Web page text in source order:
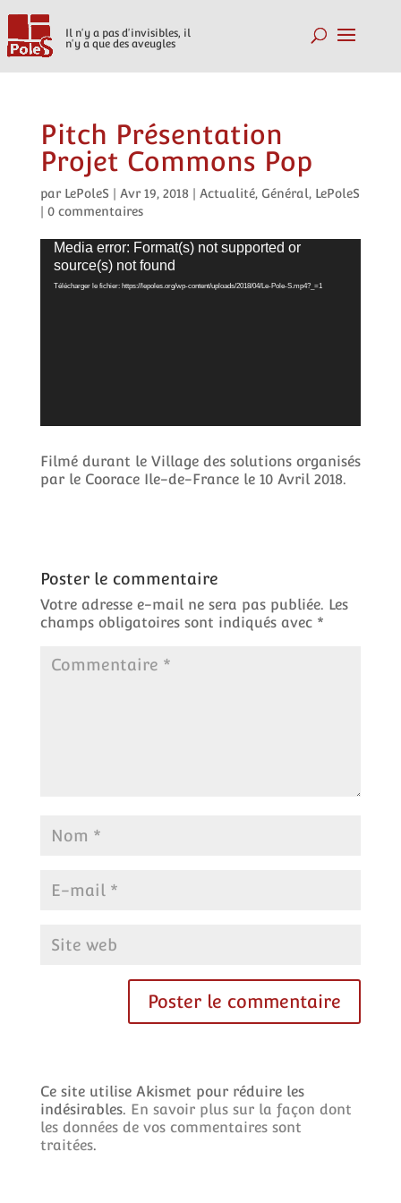
Il n'y a pas d'invisibles, il
n'y a que des aveugles
Pitch Présentation
Projet Commons Pop
par LePoleS Avr 19, 2018 Actualité, Général, LePoleS
0 commentaires
Lecteur
vidéo
Media error: Format(s) not supported or
source(s) not found
Télécharger le fichier: https://lepoles.org/wp-content/uploads/2018/04/Le-Pole-S.mp4?_=1
Filmé durant le Village des solutions organisés
par le Coorace Ile-de-France le 10 Avril 2018.
Poster le commentaire
Votre adresse e-mail ne sera pas publiée. Les
champs obligatoires sont indiqués avec *
Ce site utilise Akismet pour réduire les
indésirables. En savoir plus sur la façon dont
les données de vos commentaires sont
traitées.